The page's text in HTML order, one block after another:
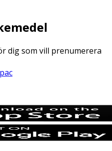
dig som vill prenumerera